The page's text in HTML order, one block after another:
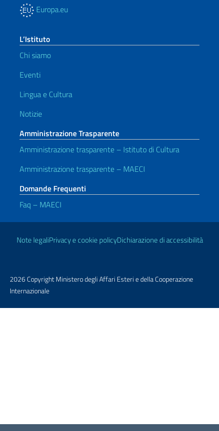
Europa.eu
L’Istituto
Chi siamo
Eventi
Lingua e Cultura
Notizie
Amministrazione Trasparente
Amministrazione trasparente – Istituto di Cultura
Amministrazione trasparente – MAECI
Domande Frequenti
Faq – MAECI
Link Utili
Note legaliPrivacy e cookie policyDichiarazione di accessibilità
2026 Copyright Ministero degli Affari Esteri e della Cooperazione
Internazionale